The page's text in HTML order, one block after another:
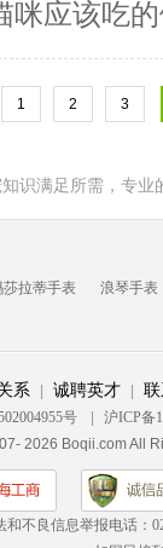
咪应该吃
1 2 3
识满足所需，专
莎拉蒂手表
浪琴手表
系 诚聘英才
号
沪ICP备
2026 Boqii.com All
和不良信息举报电话：